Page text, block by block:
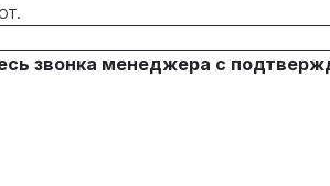
звонка менеджера с